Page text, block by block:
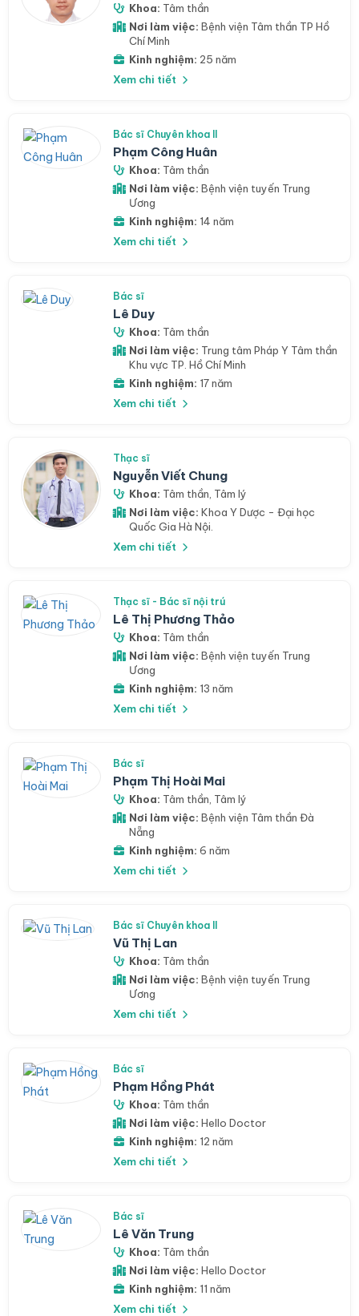
Khoa: Tâm thần
Nơi làm việc: Bệnh viện Tâm thần TP Hồ
Chí Minh
Kinh nghiệm: 25 năm
Xem chi tiết
Bác sĩ Chuyên khoa II
Phạm Công Huân
Khoa: Tâm thần
Nơi làm việc: Bệnh viện tuyến Trung
Ương
Kinh nghiệm: 14 năm
Xem chi tiết
Bác sĩ
Lê Duy
Khoa: Tâm thần
Nơi làm việc: Trung tâm Pháp Y Tâm thần
Khu vực TP. Hồ Chí Minh
Kinh nghiệm: 17 năm
Xem chi tiết
Thạc sĩ
Nguyễn Viết Chung
Khoa: Tâm thần Tâm lý
Nơi làm việc: Khoa Y Dược - Đại học
Quốc Gia Hà Nội.
Xem chi tiết
Thạc sĩ - Bác sĩ nội trú
Lê Thị Phương Thảo
Khoa: Tâm thần
Nơi làm việc: Bệnh viện tuyến Trung
Ương
Kinh nghiệm: 13 năm
Xem chi tiết
Bác sĩ
Phạm Thị Hoài Mai
Khoa: Tâm thần Tâm lý
Nơi làm việc: Bệnh viện Tâm thần Đà
Nẵng
Kinh nghiệm: 6 năm
Xem chi tiết
Bác sĩ Chuyên khoa II
Vũ Thị Lan
Khoa: Tâm thần
Nơi làm việc: Bệnh viện tuyến Trung
Ương
Xem chi tiết
Bác sĩ
Phạm Hồng Phát
Khoa: Tâm thần
Nơi làm việc: Hello Doctor
Kinh nghiệm: 12 năm
Xem chi tiết
Bác sĩ
Lê Văn Trung
Khoa: Tâm thần
Nơi làm việc: Hello Doctor
Kinh nghiệm: 11 năm
Xem chi tiết